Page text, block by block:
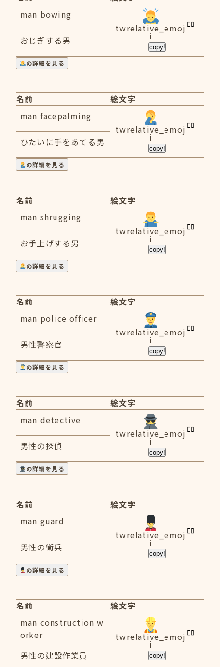
man bowing
twrelative_emoj
i
copy!
おじぎする男
の詳細を見る
名前
絵文字
man facepalming
twrelative_emoj
i
copy!
ひたいに手をあてる男
の詳細を見る
名前
絵文字
man shrugging
twrelative_emoj
i
copy!
お手上げする男
の詳細を見る
名前
絵文字
man police officer
twrelative_emoj
i
copy!
男性警察官
の詳細を見る
名前
絵文字
man detective
twrelative_emoj
i
copy!
男性の探偵
の詳細を見る
名前
絵文字
man guard
twrelative_emoj
i
copy!
男性の衛兵
の詳細を見る
名前
絵文字
man construction w
orker
twrelative_emoj
i
copy!
男性の建設作業員